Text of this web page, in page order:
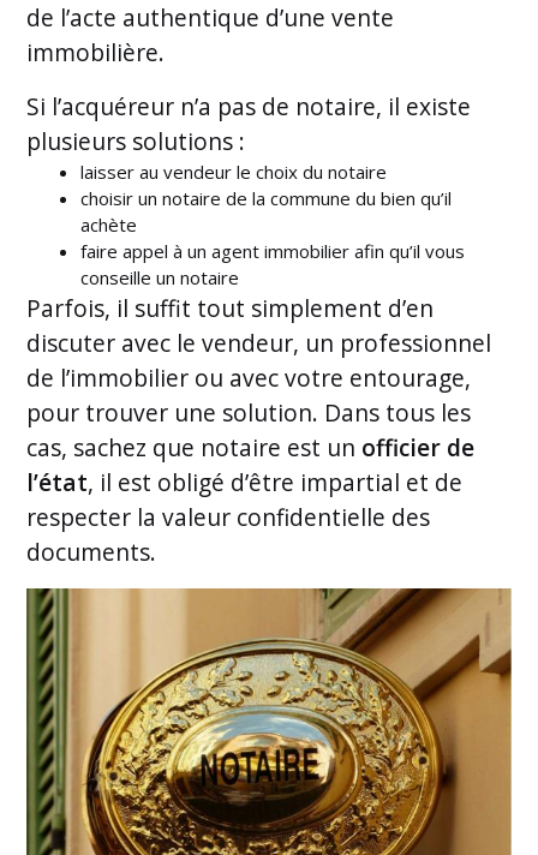
de l’acte authentique d’une vente
immobilière.
Si l’acquéreur n’a pas de notaire, il existe
plusieurs solutions :
laisser au vendeur le choix du notaire
choisir un notaire de la commune du bien qu’il
achète
faire appel à un agent immobilier afin qu’il vous
conseille un notaire
Parfois, il suffit tout simplement d’en
discuter avec le vendeur, un professionnel
de l’immobilier ou avec votre entourage,
pour trouver une solution. Dans tous les
cas, sachez que notaire est un officier de
l’état, il est obligé d’être impartial et de
respecter la valeur confidentielle des
documents.